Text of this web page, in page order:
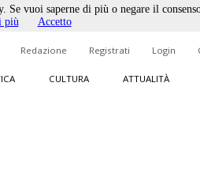
Redazione Registrati Login
CULTURA ATTUALITÀ
vuoi saperne di più o negare il
più Accetto